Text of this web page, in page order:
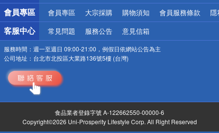
會員專區 會員專區 大宗採購 購物須知 會員服務條款 隱
客服中心 常見問題 服務公告 意見信箱
服務時間： 週一至週日 09:00-21:00，例假日依網站公告為主
公司地址： 台北市北投區大業路136號5樓 (台灣)
食品業者登錄字號 A-122662550-00000-6
Copyright©2026 Uni-Prosperity Lifestyle Corp. All Right Reserved